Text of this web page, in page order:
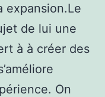
expansion.Le
de lui une
à à créer des
On